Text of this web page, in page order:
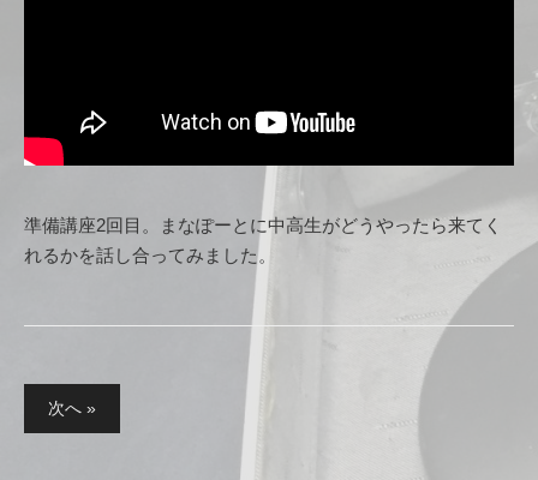
準備講座2回目。まなぽーとに中高生がどうやったら来てく
れるかを話し合ってみました。
次へ »